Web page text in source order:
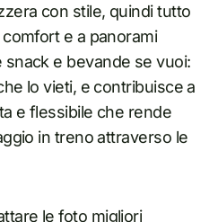
con stile, quindi tutto
e a panorami
snack e bevande se vuoi:
lo vieti, e contribuisce a
e flessibile che rende
in treno attraverso le
le foto migliori